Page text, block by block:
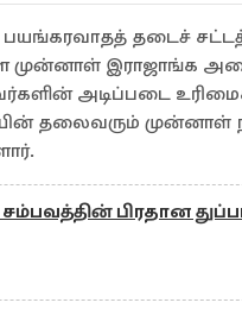
பயங்கரவாதத் தடைச்
முன்னாள் இராஜாங்க
அடிப்படை
தலைவரும் முன்னாள்
பிரதான